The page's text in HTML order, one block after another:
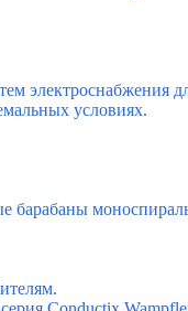
электроснабжения
условиях.